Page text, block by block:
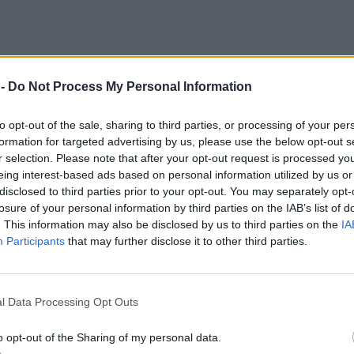
Do Not Process My Personal Information
opt-out of the sale, sharing to third parties, or processing of your
for targeted advertising by us, please use the below opt-out
selection. Please note that after your opt-out request is processed
interest-based ads based on personal information utilized by us
to third parties prior to your opt-out. You may separately
of your personal information by third parties on the IAB’s list of
This information may also be disclosed by us to third parties on the
Participants that may further disclose it to other third parties.
Data Processing Opt Outs
opt-out of the Sharing of my personal data.
και Επίσκεψη στη Βιβλιοθήκη της Ιεράς
17:30, θα διεξαχθεί ημερίδα αφιερωμένη
θα συμμετάσχει τιμητικά ο Οικουμενικός
επίσης ο πρώην Πρόεδρος της
κ. Προκόπιος Παυλόπουλος, και άλλοι